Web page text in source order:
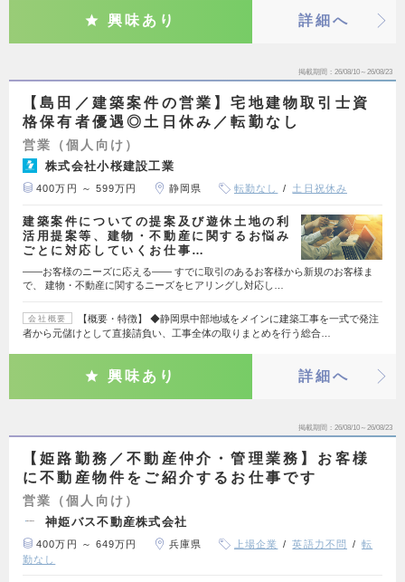
興味あり 詳細へ
掲載期間 26/08/10～26/08/23
【島田／建築案件の営業】宅地建物取引士資
格保有者優遇◎土日休み／転勤なし
営業（個人向け）
株式会社小桜建設工業
400万円 ～ 599万円 静岡県 転勤なし 土日祝休み
建築案件についての提案及び遊休土地の利
活用提案等、建物・不動産に関するお悩み
ごとに対応していくお仕事…
――お客様のニーズに応える―― すでに取引のあるお客様から新規のお客様ま
で、 建物・不動産に関するニーズをヒアリングし対応し…
会社概要
【概要・特徴】 ◆静岡県中部地域をメインに建築工事を一式で発注
者から元儲けとして直接請負い、工事全体の取りまとめを行う総合…
興味あり 詳細へ
掲載期間 26/08/10～26/08/23
【姫路勤務／不動産仲介・管理業務】お客様
に不動産物件をご紹介するお仕事です
営業（個人向け）
神姫バス不動産株式会社
400万円 ～ 649万円 兵庫県 上場企業 英語力不問
転
勤なし